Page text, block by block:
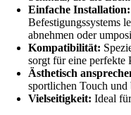
Einfache Installation:
Befestigungssystems
abnehmen oder
Kompatibilität:
sorgt für eine perfekte
Ästhetisch
sportlichen Touch und
Vielseitigkeit: Ideal